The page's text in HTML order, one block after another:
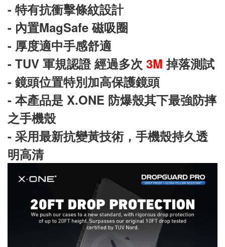
- 特有抗衝擊條紋設計
- 內置MagSafe 磁吸圈
- 厚度適中手感舒適
- TUV 軍規認證 經過多次 3M 掉落測試
- 鏡頭位置特別加高保護鏡頭
- 本產品是 X.ONE 防爆殼其下最強防摔
之手機殼
- 采用最新抗變黃技術，手機殼持久透
明高清